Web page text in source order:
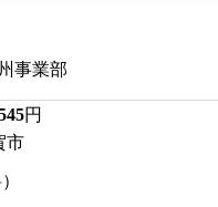
事業部
円
市